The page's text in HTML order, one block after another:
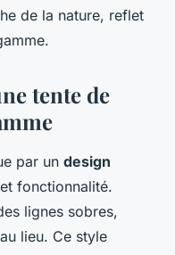
de la nature, reflet
tente de
par un design
fonctionnalité.
lignes sobres,
lieu. Ce style